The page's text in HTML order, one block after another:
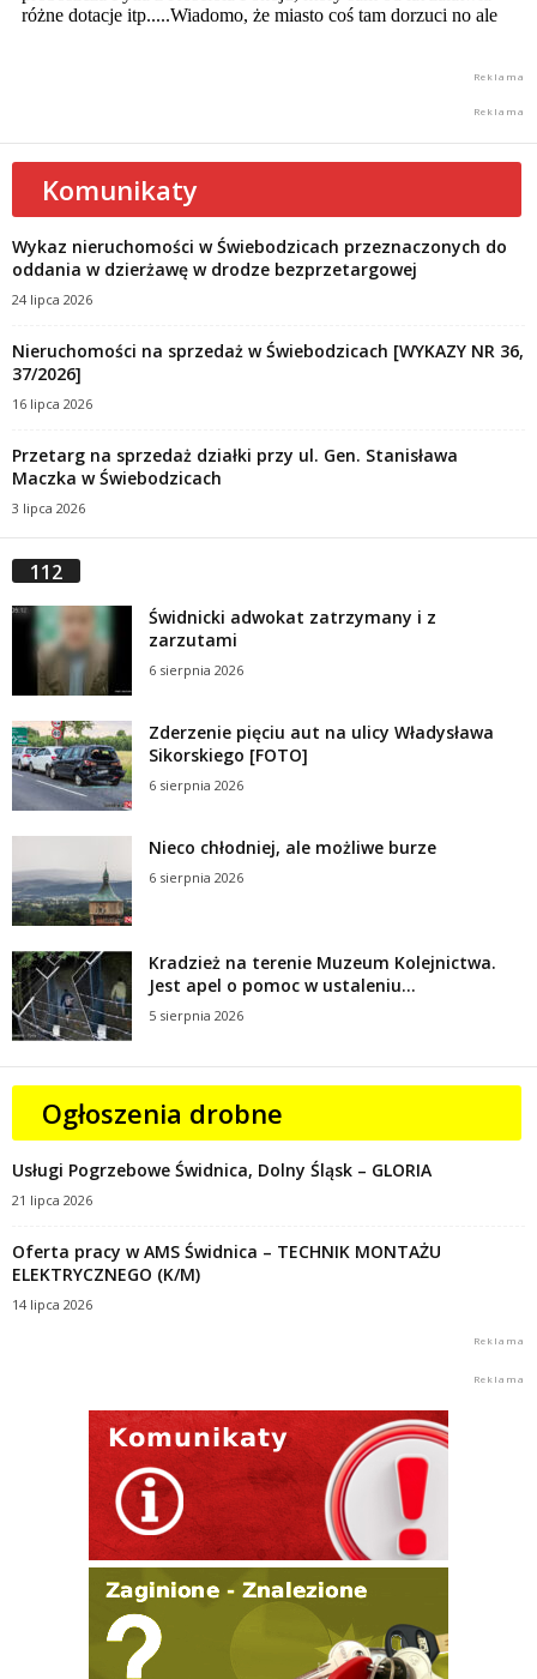
Komunikaty
Wykaz nieruchomości w Świebodzicach przeznaczonych do
oddania w dzierżawę w drodze bezprzetargowej
24 lipca 2026
Nieruchomości na sprzedaż w Świebodzicach [WYKAZY NR 36,
37/2026]
16 lipca 2026
Przetarg na sprzedaż działki przy ul. Gen. Stanisława
Maczka w Świebodzicach
3 lipca 2026
112
Świdnicki adwokat zatrzymany i z
zarzutami
6 sierpnia 2026
Zderzenie pięciu aut na ulicy Władysława
Sikorskiego [FOTO]
6 sierpnia 2026
Nieco chłodniej, ale możliwe burze
6 sierpnia 2026
Kradzież na terenie Muzeum Kolejnictwa.
Jest apel o pomoc w ustaleniu...
5 sierpnia 2026
Ogłoszenia drobne
Usługi Pogrzebowe Świdnica, Dolny Śląsk – GLORIA
21 lipca 2026
Oferta pracy w AMS Świdnica – TECHNIK MONTAŻU
ELEKTRYCZNEGO (K/M)
14 lipca 2026